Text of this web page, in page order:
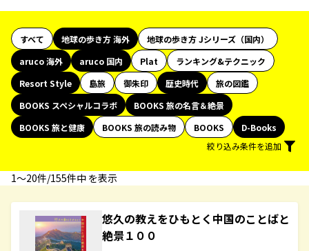
すべて 地球の歩き方 海外
地球の歩き方 Jシリーズ（国内）
aruco 海外
aruco 国内 Plat
ランキング&テクニック
Resort Style
島旅 御朱印 歴史時代
旅の図鑑
BOOKS スペシャルコラボ
BOOKS 旅の名言＆絶景
BOOKS 旅と健康
BOOKS 旅の読み物 BOOKS
D-Books
絞り込み条件を追加
1〜20件/155件中 を表示
悠久の教えをひもとく中国のことばと
絶景１００